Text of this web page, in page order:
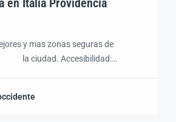
en Italia Providencia
y mas zonas seguras de
Accesibilidad:
Ambiente: Vecindario tranquilo y